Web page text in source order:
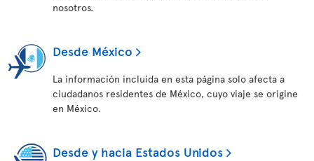
nosotros.
Desde México
La información incluida en esta página solo afecta a
ciudadanos residentes de México, cuyo viaje se origine
en México.
Desde y hacia Estados Unidos